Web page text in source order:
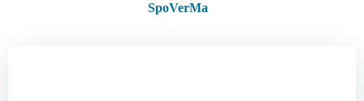
SpoVerMa